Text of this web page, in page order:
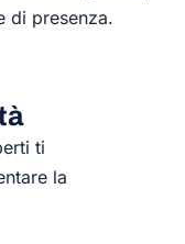
di presenza.
ti
la